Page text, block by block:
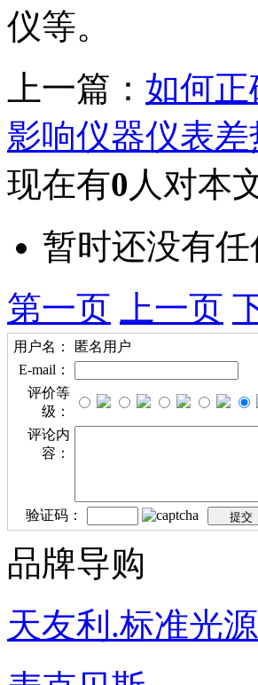
仪等。
上一篇： 如何
影响仪器仪表
现在有0 人对本
暂时还没有
第一页
上一页
用户名：
匿名用户
E-mail：
评价等
级：
评论内
容：
验证码：
品牌导购
天友利.标准光源